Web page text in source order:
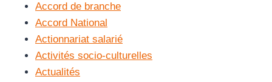
Accord de branche
Accord National
Actionnariat salarié
Activités socio-culturelles
Actualités